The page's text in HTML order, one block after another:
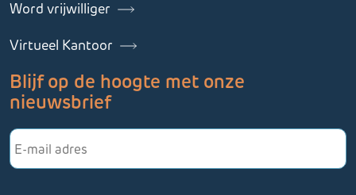
Word vrijwilliger
Virtueel Kantoor
Blijf op de hoogte met onze
nieuwsbrief
E-
mailadres